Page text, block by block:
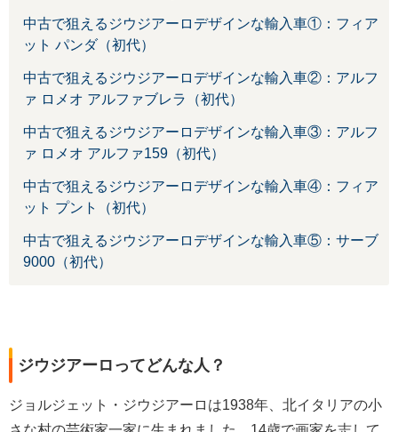
中古で狙えるジウジアーロデザインな輸入車①：フィア
ット パンダ（初代）
中古で狙えるジウジアーロデザインな輸入車②：アルフ
ァ ロメオ アルファブレラ（初代）
中古で狙えるジウジアーロデザインな輸入車③：アルフ
ァ ロメオ アルファ159（初代）
中古で狙えるジウジアーロデザインな輸入車④：フィア
ット プント（初代）
中古で狙えるジウジアーロデザインな輸入車⑤：サーブ
9000（初代）
ジウジアーロってどんな人？
ジョルジェット・ジウジアーロは1938年、北イタリアの小